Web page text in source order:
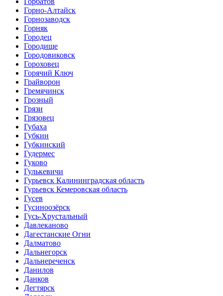
Горно-Алтайск
Горнозаводск
Горняк
Городец
Городище
Городовиковск
Гороховец
Горячий Ключ
Грайворон
Гремячинск
Грозный
Грязи
Грязовец
Губаха
Губкин
Губкинский
Гудермес
Гуково
Гулькевичи
Гурьевск Калининградская область
Гурьевск Кемеровская область
Гусев
Гусиноозёрск
Гусь-Хрустальный
Давлеканово
Дагестанские Огни
Далматово
Дальнегорск
Дальнереченск
Данилов
Данков
Дегтярск